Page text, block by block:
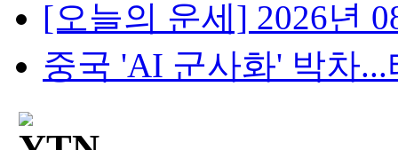
[오늘의 운세] 2026년
중국 'AI 군사화' 박차...